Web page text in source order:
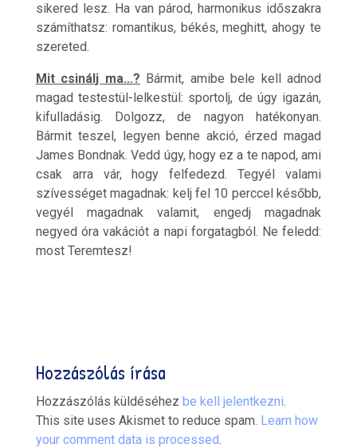
sikered lesz. Ha van párod, harmonikus időszakra
számíthatsz: romantikus, békés, meghitt, ahogy te
szereted.
Mit csinálj ma…? Bármit, amibe bele kell adnod
magad testestül-lelkestül: sportolj, de úgy igazán,
kifulladásig. Dolgozz, de nagyon hatékonyan.
Bármit teszel, legyen benne akció, érzed magad
James Bondnak. Vedd úgy, hogy ez a te napod, ami
csak arra vár, hogy felfedezd. Tegyél valami
szívességet magadnak: kelj fel 10 perccel később,
vegyél magadnak valamit, engedj magadnak
negyed óra vakációt a napi forgatagból. Ne feledd:
most Teremtesz!
Hozzászólás írása
Hozzászólás küldéséhez be kell jelentkezni.
This site uses Akismet to reduce spam. Learn how
your comment data is processed.